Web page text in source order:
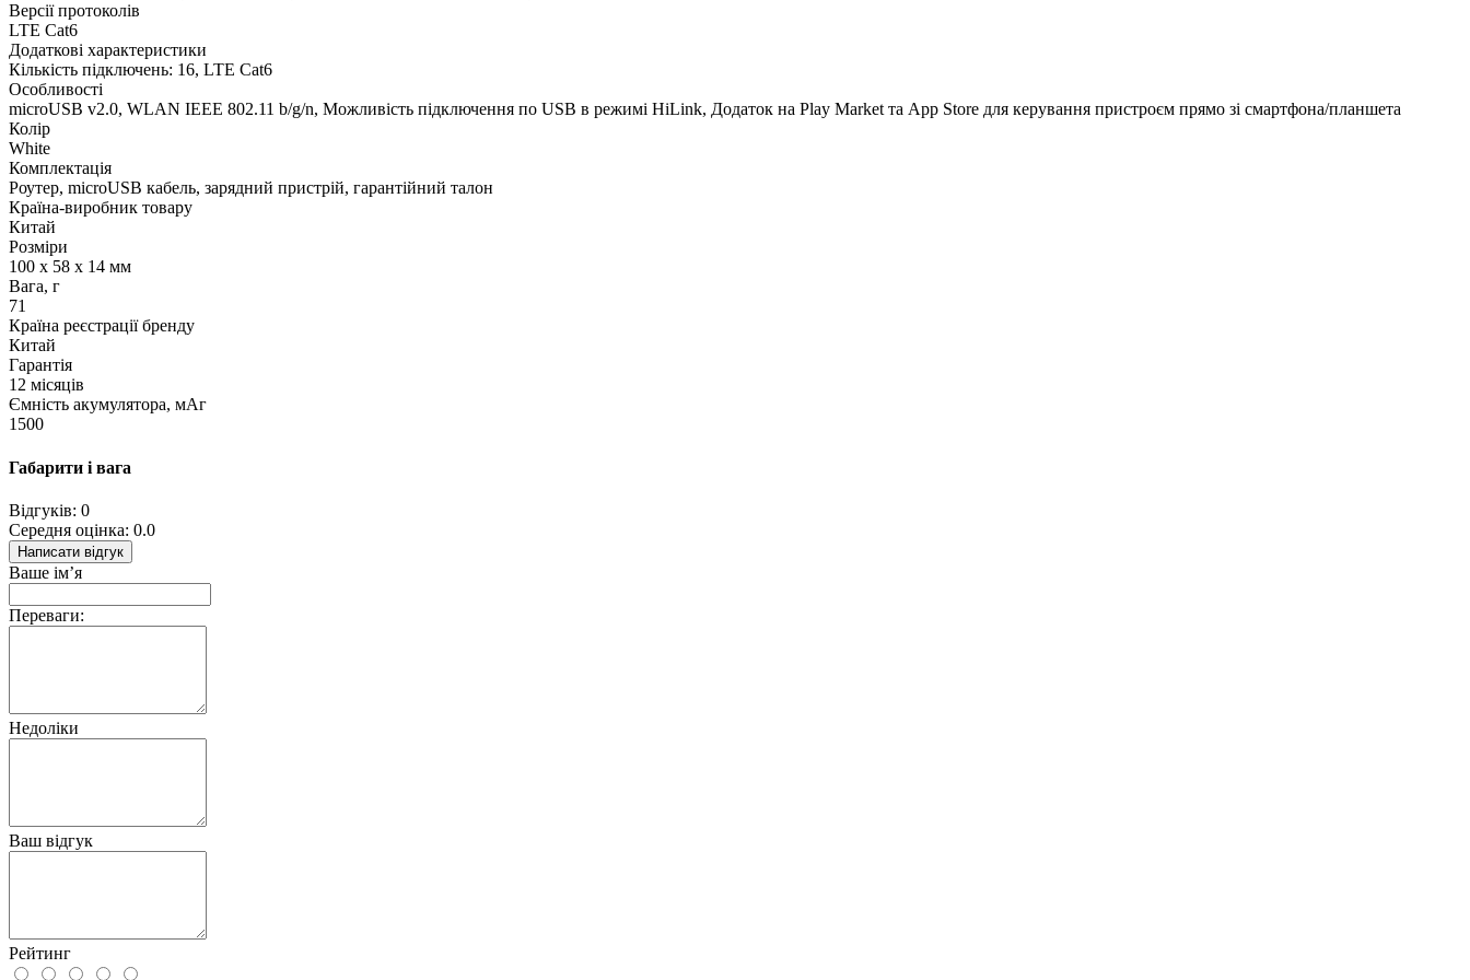
Версії протоколів
LTE Cat6
Додаткові характеристики
Кількість підключень: 16, LTE Cat6
Особливості
microUSB v2.0, WLAN IEEE 802.11 b/g/n, Можливість підключення по USB в режимі HiLink, Додаток на Play Market та App Store для керування пристроєм прямо зі смартфона/планшета
Колір
White
Комплектація
Роутер, microUSB кабель, зарядний пристрій, гарантійний талон
Країна-виробник товару
Китай
Розміри
100 x 58 x 14 мм
Вага, г
71
Країна реєстрації бренду
Китай
Гарантія
12 місяців
Ємність акумулятора, мАг
1500
Габарити і вага
Відгуків: 0
Середня оцінка: 0.0
Написати відгук
Ваше ім’я
Переваги:
Недоліки
Ваш відгук
Рейтинг